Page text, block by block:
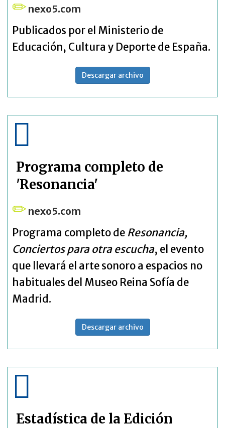
nexo5.com
Publicados por el Ministerio de
Educación, Cultura y Deporte de España.
Descargar archivo
Programa completo de
'Resonancia'
nexo5.com
Programa completo de Resonancia,
Conciertos para otra escucha, el evento
que llevará el arte sonoro a espacios no
habituales del Museo Reina Sofía de
Madrid.
Descargar archivo
Estadística de la Edición